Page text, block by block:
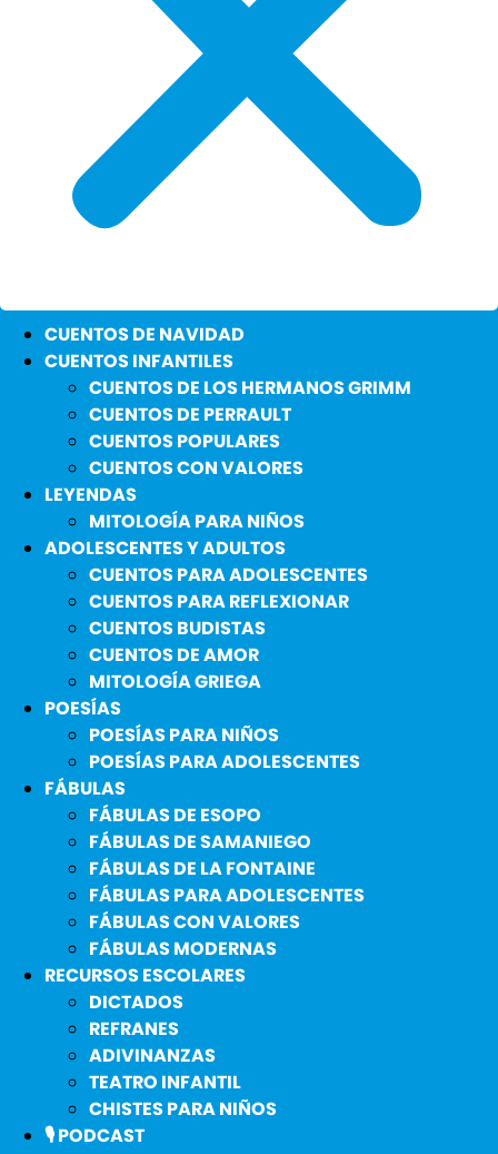
CUENTOS DE NAVIDAD
CUENTOS INFANTILES
CUENTOS DE LOS HERMANOS GRIMM
CUENTOS DE PERRAULT
CUENTOS POPULARES
CUENTOS CON VALORES
LEYENDAS
MITOLOGÍA PARA NIÑOS
ADOLESCENTES Y ADULTOS
CUENTOS PARA ADOLESCENTES
CUENTOS PARA REFLEXIONAR
CUENTOS BUDISTAS
CUENTOS DE AMOR
MITOLOGÍA GRIEGA
POESÍAS
POESÍAS PARA NIÑOS
POESÍAS PARA ADOLESCENTES
FÁBULAS
FÁBULAS DE ESOPO
FÁBULAS DE SAMANIEGO
FÁBULAS DE LA FONTAINE
FÁBULAS PARA ADOLESCENTES
FÁBULAS CON VALORES
FÁBULAS MODERNAS
RECURSOS ESCOLARES
DICTADOS
REFRANES
ADIVINANZAS
TEATRO INFANTIL
CHISTES PARA NIÑOS
🎙️ PODCAST